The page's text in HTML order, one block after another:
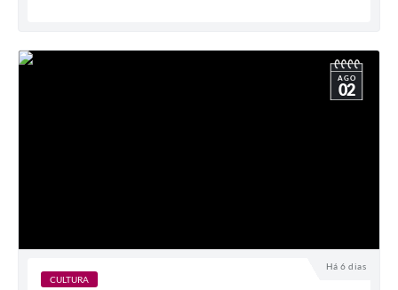
Há 6 dias
AGO
02
CULTURA